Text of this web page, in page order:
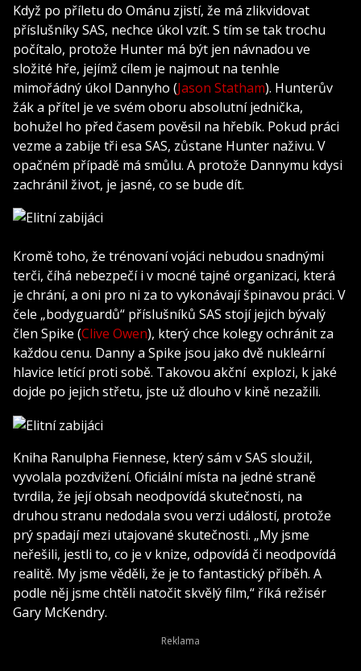
Když po příletu do Ománu zjistí, že má zlikvidovat
příslušníky SAS, nechce úkol vzít. S tím se tak trochu
počítalo, protože Hunter má být jen návnadou ve
složité hře, jejímž cílem je najmout na tenhle
mimořádný úkol Dannyho (Jason Statham). Hunterův
žák a přítel je ve svém oboru absolutní jednička,
bohužel ho před časem pověsil na hřebík. Pokud práci
vezme a zabije tři esa SAS, zůstane Hunter naživu. V
opačném případě má smůlu. A protože Dannymu kdysi
zachránil život, je jasné, co se bude dít.
Kromě toho, že trénovaní vojáci nebudou snadnými
terči, číhá nebezpečí i v mocné tajné organizaci, která
je chrání, a oni pro ni za to vykonávají špinavou práci. V
čele „bodyguardů“ příslušníků SAS stojí jejich bývalý
člen Spike (Clive Owen), který chce kolegy ochránit za
každou cenu. Danny a Spike jsou jako dvě nukleární
hlavice letící proti sobě. Takovou akční explozi, k jaké
dojde po jejich střetu, jste už dlouho v kině nezažili.
Kniha Ranulpha Fiennese, který sám v SAS sloužil,
vyvolala pozdvižení. Oficiální místa na jedné straně
tvrdila, že její obsah neodpovídá skutečnosti, na
druhou stranu nedodala svou verzi událostí, protože
prý spadají mezi utajované skutečnosti. „My jsme
neřešili, jestli to, co je v knize, odpovídá či neodpovídá
realitě. My jsme věděli, že je to fantastický příběh. A
podle něj jsme chtěli natočit skvělý film,“ říká režisér
Gary McKendry.